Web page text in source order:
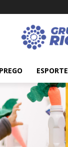
ESPORTE